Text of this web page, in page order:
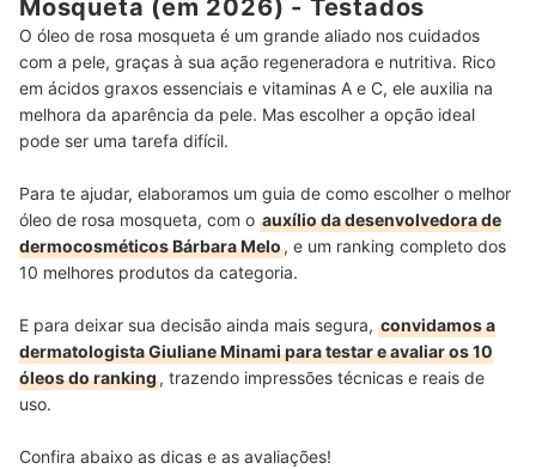
Mosqueta (em 2026) - Testados
O óleo de rosa mosqueta é um grande aliado nos cuidados
com a pele, graças à sua ação regeneradora e nutritiva. Rico
em ácidos graxos essenciais e vitaminas A e C, ele auxilia na
melhora da aparência da pele. Mas escolher a opção ideal
pode ser uma tarefa difícil.
Para te ajudar, elaboramos um guia de como escolher o melhor
óleo de rosa mosqueta, com o auxílio da desenvolvedora de
dermocosméticos Bárbara Melo, e um ranking completo dos
10 melhores produtos da categoria.
E para deixar sua decisão ainda mais segura, convidamos a
dermatologista Giuliane Minami para testar e avaliar os 10
óleos do ranking, trazendo impressões técnicas e reais de
uso.
Confira abaixo as dicas e as avaliações!